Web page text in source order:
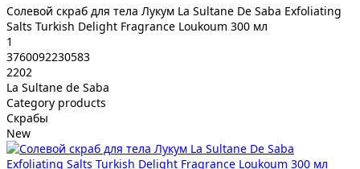
Солевой скраб для тела Лукум La Sultane De Saba Exfoliating
Salts Turkish Delight Fragrance Loukoum 300 мл
1
3760092230583
2202
La Sultane de Saba
Category products
Скрабы
New